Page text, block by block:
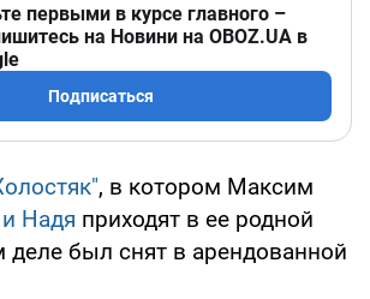
первыми в курсе главного –
на Новини на OBOZ.UA в
Подписаться
, в котором Максим
Надя приходят в ее родной
был снят в арендованной